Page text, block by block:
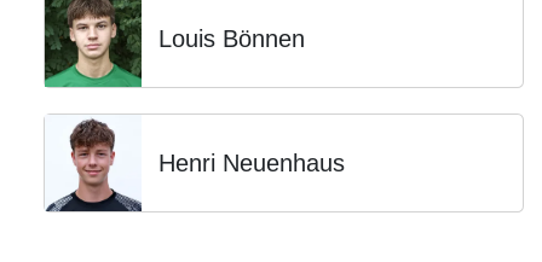
Louis Bönnen
Henri Neuenhaus